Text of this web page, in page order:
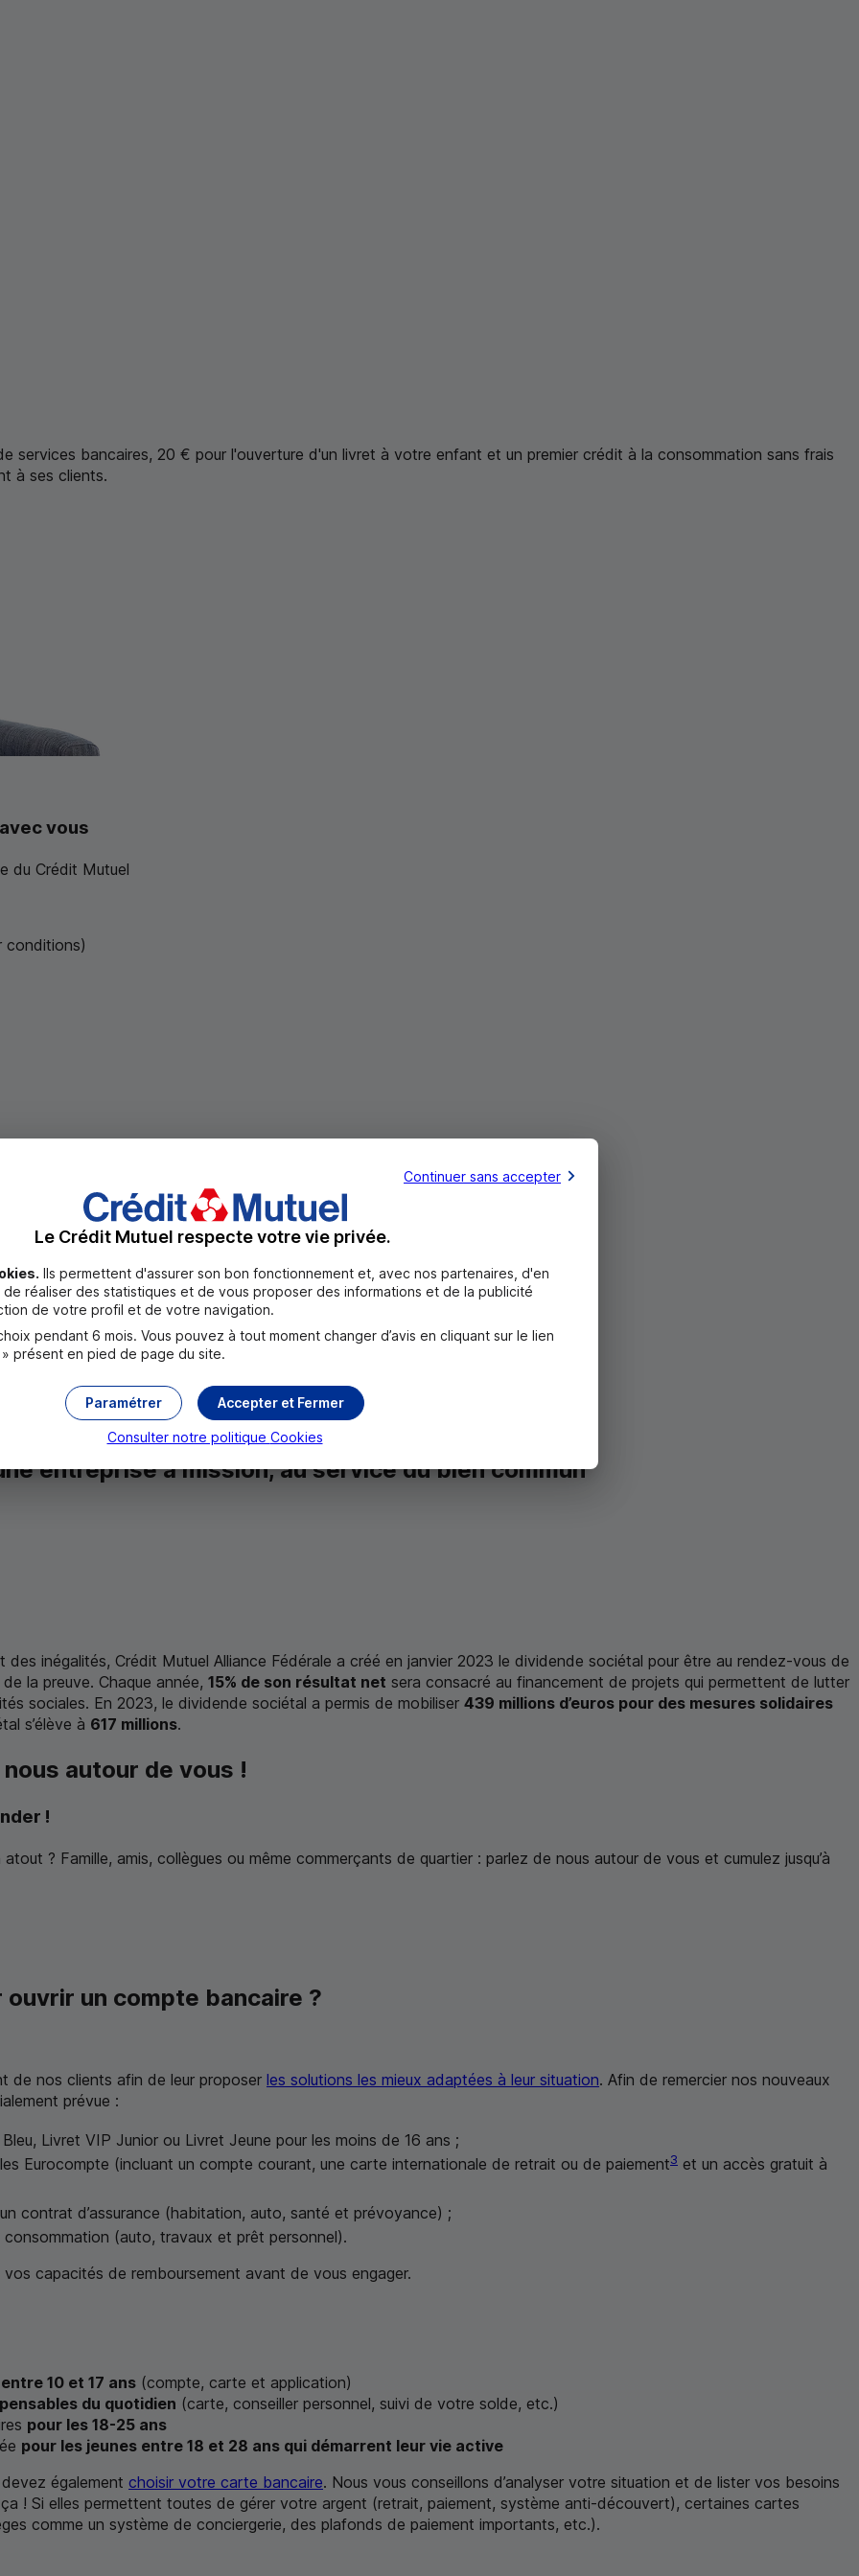
bancaires, 20 € pour l'ouverture d'un livret à votre enfant et un premier crédit à la consommation sans frais
à ses clients.
vous
du Crédit Mutuel
conditions)
jamais été aussi simple
Crédit Mutuel avec notre service de mobilité bancaire !
entreprise à mission, au service du bien commun
des inégalités, Crédit Mutuel Alliance Fédérale a créé en janvier 2023 le dividende sociétal pour être au rendez-vous de
la preuve. Chaque année, 15% de son résultat net sera consacré au financement de projets qui permettent de lutter
sociales. En 2023, le dividende sociétal a permis de mobiliser 439 millions d’euros pour des mesures solidaires
s’élève à 617 millions.
autour de vous !
!
? Famille, amis, collègues ou même commerçants de quartier : parlez de nous autour de vous et cumulez jusqu’à
un compte bancaire ?
de nos clients afin de leur proposer les solutions les mieux adaptées à leur situation. Afin de remercier nos nouveaux
prévue :
Livret VIP Junior ou Livret Jeune pour les moins de 16 ans ;
Eurocompte (incluant un compte courant, une carte internationale de retrait ou de paiement3 et un accès gratuit à
contrat d’assurance (habitation, auto, santé et prévoyance) ;
(auto, travaux et prêt personnel).
capacités de remboursement avant de vous engager.
10 et 17 ans (compte, carte et application)
du quotidien (carte, conseiller personnel, suivi de votre solde, etc.)
pour les 18-25 ans
pour les jeunes entre 18 et 28 ans qui démarrent leur vie active
également choisir votre carte bancaire. Nous vous conseillons d’analyser votre situation et de lister vos besoins
! Si elles permettent toutes de gérer votre argent (retrait, paiement, système anti-découvert), certaines cartes
comme un système de conciergerie, des plafonds de paiement importants, etc.).
Continuer sans accepter
Le Crédit Mutuel respecte votre vie privée.
Ils permettent d'assurer son bon fonctionnement et, avec nos partenaires, d'en
de réaliser des statistiques et de vous proposer des informations et de la publicité
de votre profil et de votre navigation.
pendant 6 mois. Vous pouvez à tout moment changer d’avis en cliquant sur le lien
présent en pied de page du site.
Accepter et Fermer
Paramétrer
Consulter notre politique Cookies